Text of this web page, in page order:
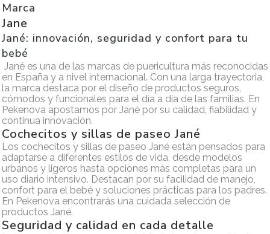
Marca
Jane
Jané: innovación, seguridad y confort para tu
bebé
Jané es una de las marcas de puericultura más reconocidas
en España y a nivel internacional. Con una larga trayectoria,
la marca destaca por el diseño de productos seguros,
cómodos y funcionales para el día a día de las familias. En
Pekenova apostamos por Jané por su calidad, fiabilidad y
continua innovación.
Cochecitos y sillas de paseo Jané
Los cochecitos y sillas de paseo Jané están pensados para
adaptarse a diferentes estilos de vida, desde modelos
urbanos y ligeros hasta opciones más completas para un
uso diario intensivo. Destacan por su facilidad de manejo,
confort para el bebé y soluciones prácticas para los padres.
En Pekenova encontrarás una cuidada selección de
productos Jané.
Seguridad y calidad en cada detalle